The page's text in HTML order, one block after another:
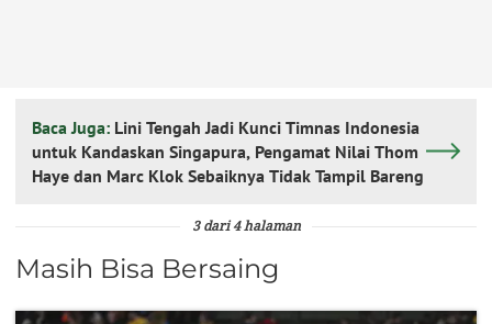
Baca Juga: Lini Tengah Jadi Kunci Timnas Indonesia
untuk Kandaskan Singapura, Pengamat Nilai Thom
Haye dan Marc Klok Sebaiknya Tidak Tampil Bareng
3 dari 4 halaman
Masih Bisa Bersaing